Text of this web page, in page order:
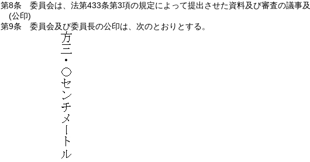
第8条
委員会は、法第433条第3項の規定によって提出させた資料及び審査の議事
(公印)
第9条
委員会及び委員長の公印は、次のとおりとする。